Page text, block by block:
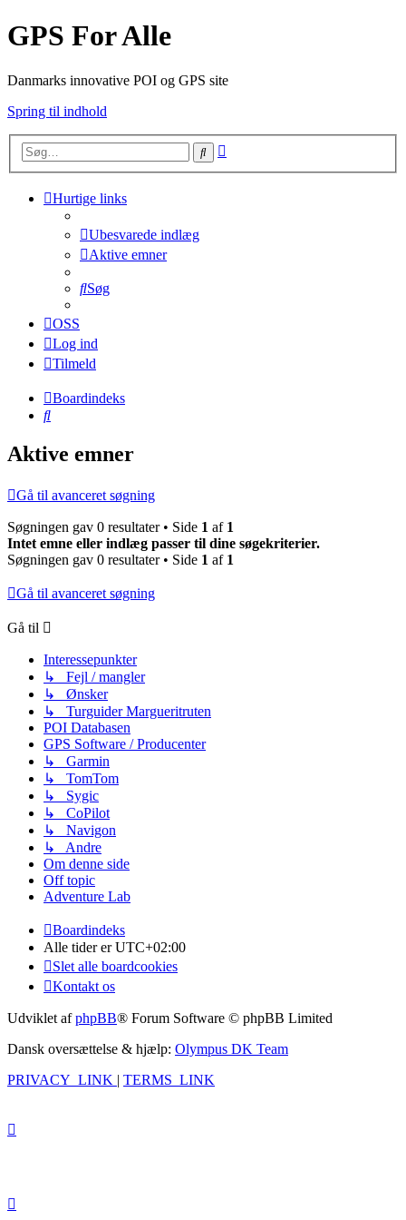
GPS For Alle
Danmarks innovative POI og GPS site
Spring til indhold
Søg
Hurtige links
Ubesvarede indlæg
Aktive emner
Søg
OSS
Log ind
Tilmeld
Boardindeks
Søg
Aktive emner
Gå til avanceret søgning
Søgningen gav 0 resultater • Side 1 af 1
Intet emne eller indlæg passer til dine søgekriterier.
Søgningen gav 0 resultater • Side 1 af 1
Gå til avanceret søgning
Gå til
Interessepunkter
↳ Fejl / mangler
↳ Ønsker
↳ Turguider Margueritruten
POI Databasen
GPS Software / Producenter
↳ Garmin
↳ TomTom
↳ Sygic
↳ CoPilot
↳ Navigon
↳ Andre
Om denne side
Off topic
Adventure Lab
Boardindeks
Alle tider erUTC+02:00
Slet alle boardcookies
Kontakt os
Udviklet afphpBB® Forum Software © phpBB Limited
Dansk oversættelse & hjælp: Olympus DK Team
PRIVACY_LINK | TERMS_LINK